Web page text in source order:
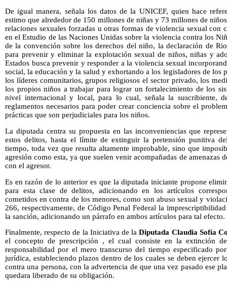
De igual manera, señala los datos de la UNICEF, quien hace
estimo que alrededor de 150 millones de niñas y 73 millones de
relaciones sexuales forzadas u otras formas de violencia sexual con
en el Estudio de las Naciones Unidas sobre la violencia contra los
de la convención sobre los derechos del niño, la declaración de
para prevenir y eliminar la explotación sexual de niños, niñas y
Estados busca prevenir y responder a la violencia sexual
social, la educación y la salud y exhortando a los legisladores de los
los líderes comunitarios, grupos religiosos el sector privado, los
los propios niños a trabajar para lograr un fortalecimiento de los
nivel internacional y local, para lo cual, señala la suscribiente,
reglamentos necesarios para poder crear conciencia sobre el
prácticas que son perjudiciales para los niños.
La diputada centra su propuesta en las inconveniencias que
estos delitos, hasta el límite de extinguir la pretensión punitiva
tiempo, toda vez que resulta altamente improbable, sino que
agresión como esta, ya que suelen venir acompañadas de amenazas
con el agresor.
Es en razón de lo anterior es que la diputada iniciante propone
para esta clase de delitos, adicionando en los artículos
cometidos en contra de los menores, como son abuso sexual y
266, respectivamente, de Código Penal Federal la
la sanción, adicionando un párrafo en ambos artículos para tal efecto.
Finalmente, respecto de la Iniciativa de laDiputada Claudia Sofía
el concepto de prescripción , el cual consiste en la extinción
responsabilidad por el mero transcurso del tiempo especificado
jurídica, estableciendo plazos dentro de los cuales se deben ejercer
contra una persona, con la advertencia de que una vez pasado ese
quedara liberado de su obligación.